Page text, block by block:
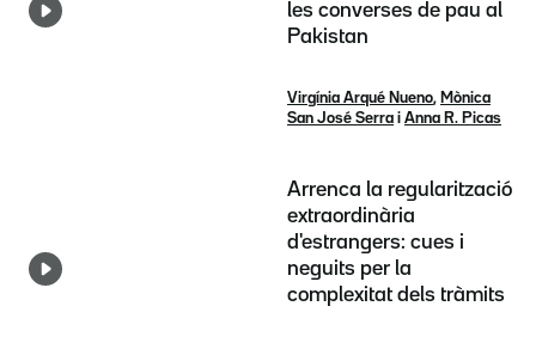
les converses de pau al
Pakistan
Virgínia Arqué Nueno, Mònica
San José Serra i Anna R. Picas
Arrenca la regularització
extraordinària
d'estrangers: cues i
neguits per la
complexitat dels tràmits